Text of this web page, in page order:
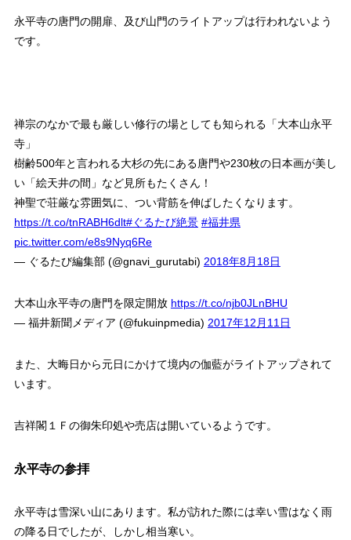
永平寺の唐門の開扉、及び山門のライトアップは行われないよう
です。
禅宗のなかで最も厳しい修行の場としても知られる「大本山永平
寺」
樹齢500年と言われる大杉の先にある唐門や230枚の日本画が美し
い「絵天井の間」など見所もたくさん！
神聖で荘厳な雰囲気に、つい背筋を伸ばしたくなります。
https://t.co/tnRABH6dlt#ぐるたび絶景 #福井県
pic.twitter.com/e8s9Nyq6Re
— ぐるたび編集部 (@gnavi_gurutabi) 2018年8月18日
大本山永平寺の唐門を限定開放 https://t.co/njb0JLnBHU
— 福井新聞メディア (@fukuinpmedia) 2017年12月11日
また、大晦日から元日にかけて境内の伽藍がライトアップされて
います。
吉祥閣１Ｆの御朱印処や売店は開いているようです。
永平寺の参拝
永平寺は雪深い山にあります。私が訪れた際には幸い雪はなく雨
の降る日でしたが、しかし相当寒い。